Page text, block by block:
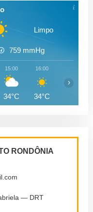
Limpo
759 mmHg
15:00
34°C
16:00
34°C
›
RONDÔNIA
— DRT